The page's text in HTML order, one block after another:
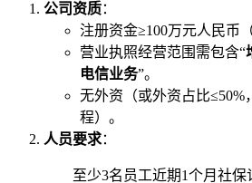
公司资质：
注册资金≥100万元人民币
营业执照经营范围需包含“
电信业务”。
无外资（或外资占比≤50%
程）。
人员要求：
至少3名员工近期1个月社